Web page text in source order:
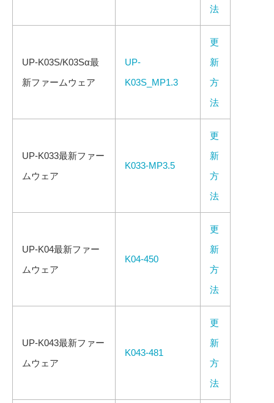
法
UP-K03S/K03Sα最
新ファームウェア
UP-
K03S_MP1.3
更
新
方
法
UP-K033最新ファー
ムウェア
K033-MP3.5
更
新
方
法
UP-K04最新ファー
ムウェア
K04-450
更
新
方
法
UP-K043最新ファー
ムウェア
K043-481
更
新
方
法